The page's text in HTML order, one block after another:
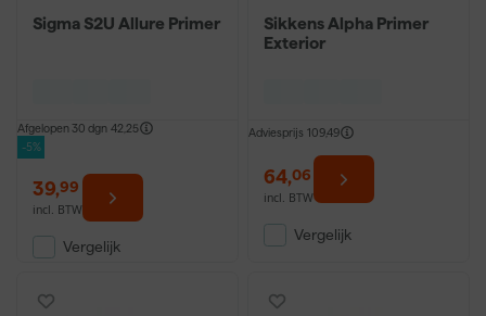
Sigma S2U Allure Primer
Afgelopen 30 dgn 42,25
-5%
39,99
incl. BTW
Vergelijk
Sikkens Alpha Primer
Exterior
Adviesprijs 109,49
64,06
incl. BTW
Vergelijk